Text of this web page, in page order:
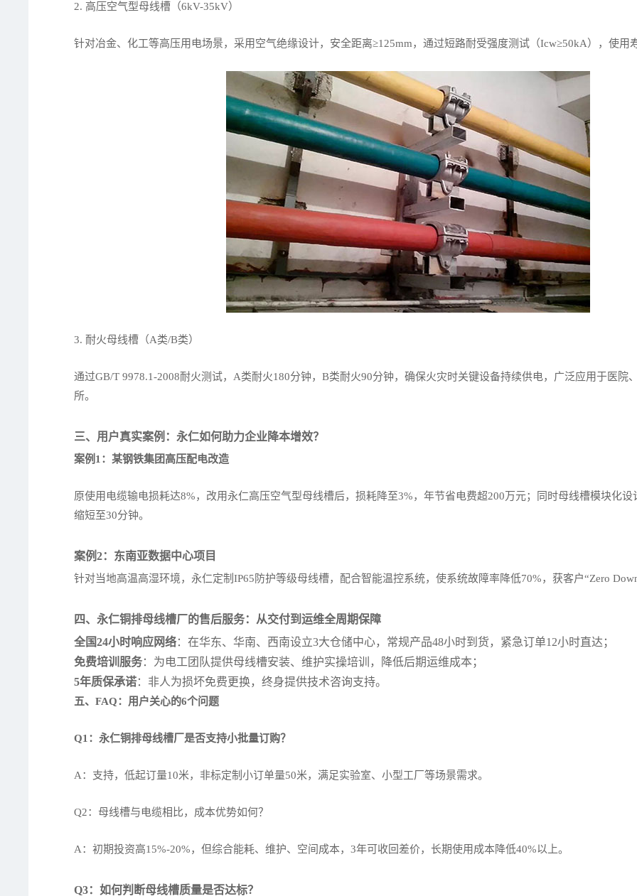
2. 高压空气型母线槽（6kV-35kV）
针对冶金、化工等高压用电场景，采用空气绝缘设计，安全距离≥125mm，通过短路耐受强度测试（Icw≥50kA），使用
3. 耐火母线槽（A类/B类）
通过GB/T 9978.1-2008耐火测试，A类耐火180分钟，B类耐火90分钟，确保火灾时关键设备持续供电，广泛应用于医院
所。
三、用户真实案例：永仁如何助力企业降本增效？
案例1：某钢铁集团高压配电改造
原使用电缆输电损耗达8%，改用永仁高压空气型母线槽后，损耗降至3%，年节省电费超200万元；同时母线槽模块化设
缩短至30分钟。
案例2：东南亚数据中心项目
针对当地高温高湿环境，永仁定制IP65防护等级母线槽，配合智能温控系统，使系统故障率降低70%，获客户“Zero
四、永仁铜排母线槽厂的售后服务：从交付到运维全周期保障
全国24小时响应网络：在华东、华南、西南设立3大仓储中心，常规产品48小时到货，紧急订单12小时直达；
免费培训服务：为电工团队提供母线槽安装、维护实操培训，降低后期运维成本；
5年质保承诺：非人为损坏免费更换，终身提供技术咨询支持。
五、FAQ：用户关心的6个问题
Q1：永仁铜排母线槽厂是否支持小批量订购？
A：支持，低起订量10米，非标定制小订单量50米，满足实验室、小型工厂等场景需求。
Q2：母线槽与电缆相比，成本优势如何？
A：初期投资高15%-20%，但综合能耗、维护、空间成本，3年可收回差价，长期使用成本降低40%以上。
Q3：如何判断母线槽质量是否达标？